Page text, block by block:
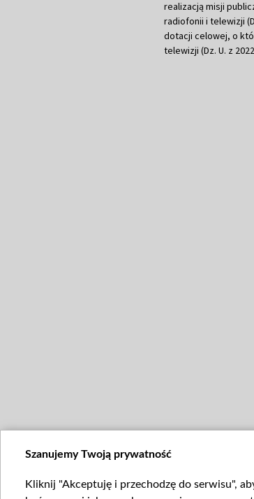
realizacją misji
radiofonii i telewizji
dotacji celowej, o
telewizji (Dz. U. z
Szanujemy Twoją prywatność
Kliknij "Akceptuję i przechodzę do serwisu",